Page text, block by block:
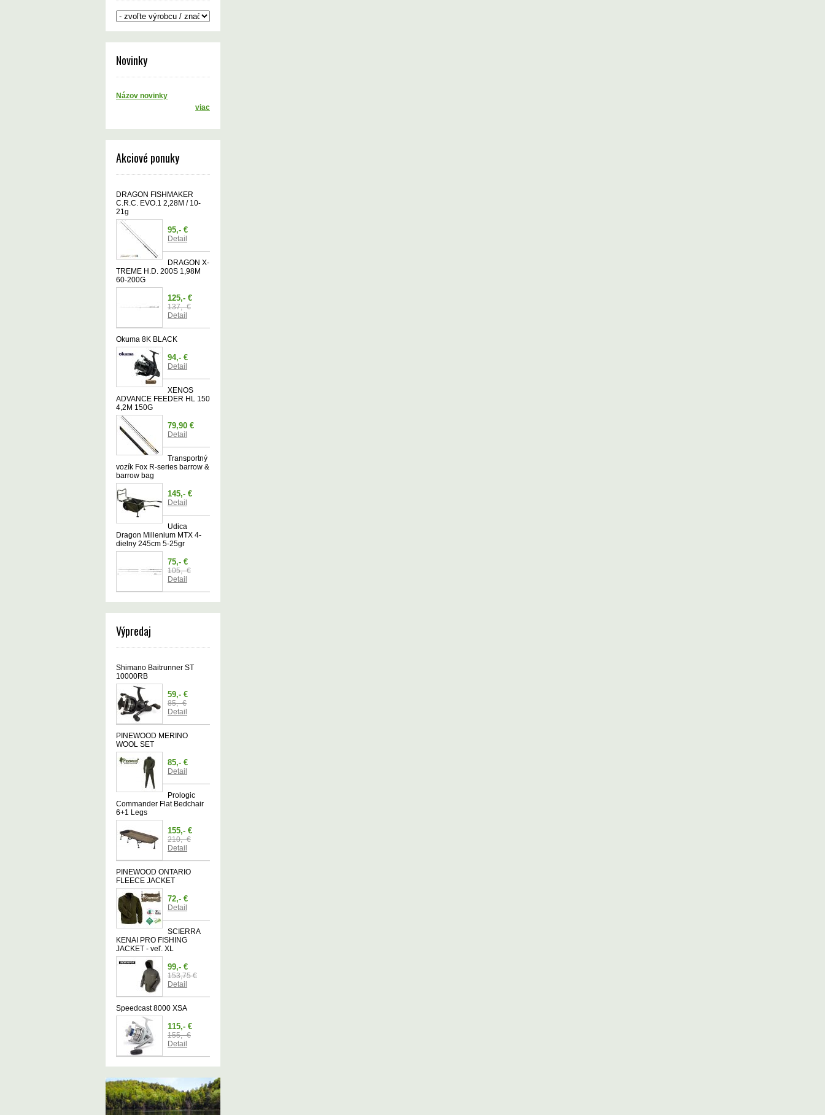
Novinky
Názov novinky
viac
Akciové ponuky
DRAGON FISHMAKER
C.R.C. EVO.1 2,28M / 10-
21g
95,- €
Detail
DRAGON X-
TREME H.D. 200S 1,98M
60-200G
125,- €
137,- €
Detail
Okuma 8K BLACK
94,- €
Detail
XENOS
ADVANCE FEEDER HL 150
4,2M 150G
79,90 €
Detail
Transportný
vozík Fox R-series barrow &
barrow bag
145,- €
Detail
Udica
Dragon Millenium MTX 4-
dielny 245cm 5-25gr
75,- €
105,- €
Detail
Výpredaj
Shimano Baitrunner ST
10000RB
59,- €
85,- €
Detail
PINEWOOD MERINO
WOOL SET
85,- €
Detail
Prologic
Commander Flat Bedchair
6+1 Legs
155,- €
210,- €
Detail
PINEWOOD ONTARIO
FLEECE JACKET
72,- €
Detail
SCIERRA
KENAI PRO FISHING
JACKET - veľ. XL
99,- €
153,75 €
Detail
Speedcast 8000 XSA
115,- €
155,- €
Detail